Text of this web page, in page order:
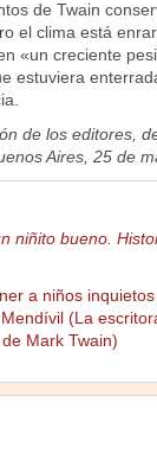
de Twain
el clima está
«un creciente
estuviera
de los editores,
Aires, 25 de
niñito bueno.
a niños
(La
, de Mark Twain)